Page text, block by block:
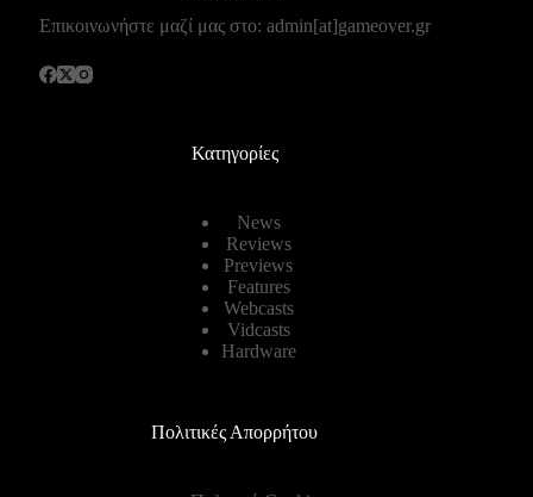
Επικοινωνήστε μαζί μας στο: admin[at]gameover.gr
Κατηγορίες
News
Reviews
Previews
Features
Webcasts
Vidcasts
Hardware
Πολιτικές Απορρήτου